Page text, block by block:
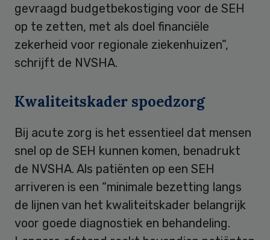
gevraagd budgetbekostiging voor de SEH
op te zetten, met als doel financiële
zekerheid voor regionale ziekenhuizen”,
schrijft de NVSHA.
Kwaliteitskader spoedzorg
Bij acute zorg is het essentieel dat mensen
snel op de SEH kunnen komen, benadrukt
de NVSHA. Als patiënten op een SEH
arriveren is een “minimale bezetting langs
de lijnen van het kwaliteitskader belangrijk
voor goede diagnostiek en behandeling.